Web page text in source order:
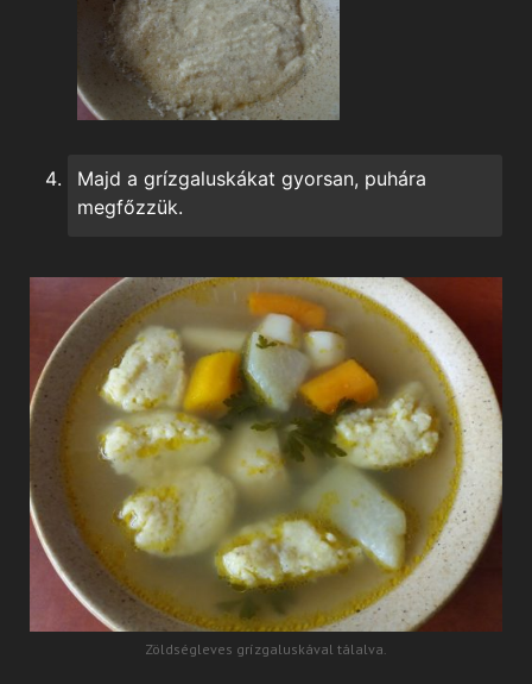
Majd a grízgaluskákat gyorsan, puhára
megfőzzük.
Zöldségleves grízgaluskával tálalva.